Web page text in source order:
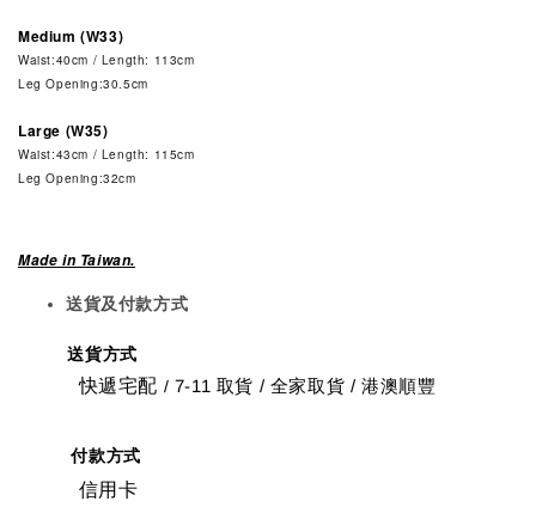
Medium (W33)
Waist:40cm / Length: 113cm
Leg Opening:30.5cm
Large (W35)
Waist:43cm / Length: 115cm
Leg Opening:32cm
Made in Taiwan.
送貨及付款方式
送貨方式
快遞宅配 / 7-11 取貨 / 全家取貨 / 港澳順豐
付款方式
信用卡